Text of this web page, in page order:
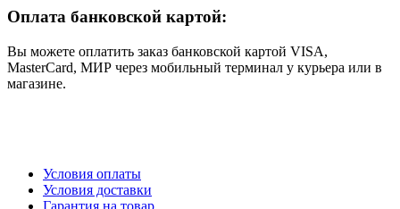
Оплата банковской картой:
Вы можете оплатить заказ банковской картой VISA,
MasterCard, МИР через мобильный терминал у курьера или в
магазине.
Условия оплаты
Условия доставки
Гарантия на товар